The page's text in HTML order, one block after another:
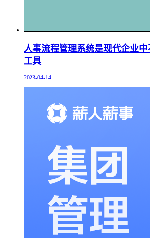
人事流程管理系统是现代企业
工具
2023-04-14